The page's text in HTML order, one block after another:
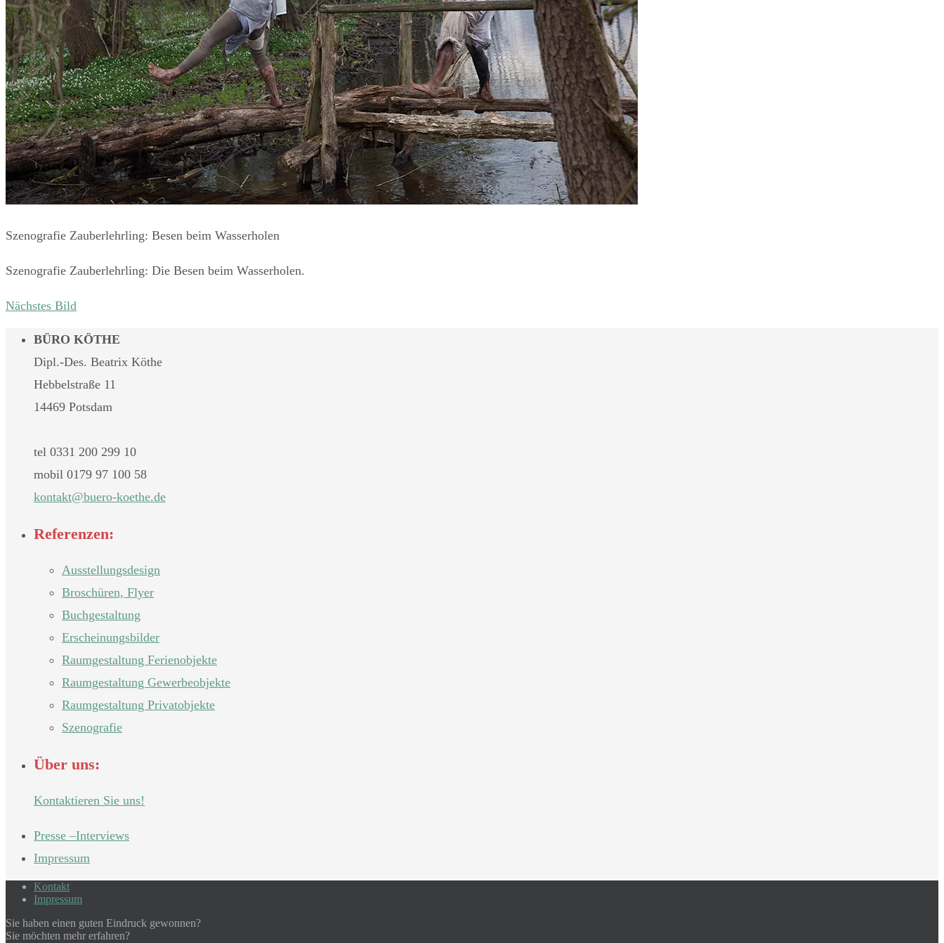
Szenografie Zauberlehrling: Besen beim Wasserholen
Szenografie Zauberlehrling: Die Besen beim Wasserholen.
Nächstes Bild
BÜRO KÖTHE
Dipl.-Des. Beatrix Köthe
Hebbelstraße 11
14469 Potsdam
tel 0331 200 299 10
mobil 0179 97 100 58
ed.eh
teok-
oreub
@tkat
nok
Referenzen:
Ausstellungsdesign
Broschüren, Flyer
Buchgestaltung
Erscheinungsbilder
Raumgestaltung Ferienobjekte
Raumgestaltung Gewerbeobjekte
Raumgestaltung Privatobjekte
Szenografie
Über uns:
Kontaktieren Sie uns!
Presse –Interviews
Impressum
Kontakt
Impressum
Sie haben einen guten Eindruck gewonnen?
Sie möchten mehr erfahren?